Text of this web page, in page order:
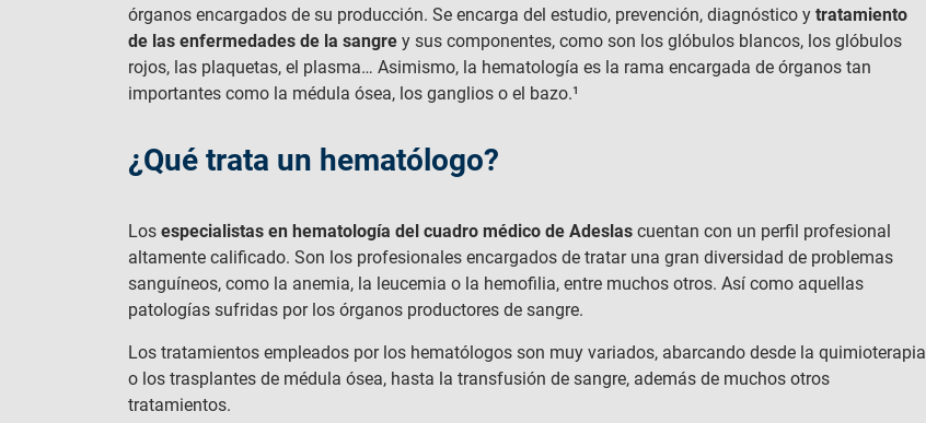
órganos encargados de su producción. Se encarga del estudio, prevención, diagnóstico y tratamiento
de las enfermedades de la sangre y sus componentes, como son los glóbulos blancos, los glóbulos
rojos, las plaquetas, el plasma… Asimismo, la hematología es la rama encargada de órganos tan
importantes como la médula ósea, los ganglios o el bazo.¹
¿Qué trata un hematólogo?
Los especialistas en hematología del cuadro médico de Adeslas cuentan con un perfil profesional
altamente calificado. Son los profesionales encargados de tratar una gran diversidad de problemas
sanguíneos, como la anemia, la leucemia o la hemofilia, entre muchos otros. Así como aquellas
patologías sufridas por los órganos productores de sangre.
Los tratamientos empleados por los hematólogos son muy variados, abarcando desde la quimioterapia
o los trasplantes de médula ósea, hasta la transfusión de sangre, además de muchos otros
tratamientos.